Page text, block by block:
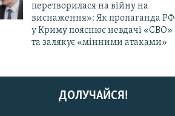
перетворилася на війну на
виснаження»: Як пропаганда РФ
у Криму пояснює невдачі «СВО»
та залякує «мінними атаками»
ДОЛУЧАЙСЯ!